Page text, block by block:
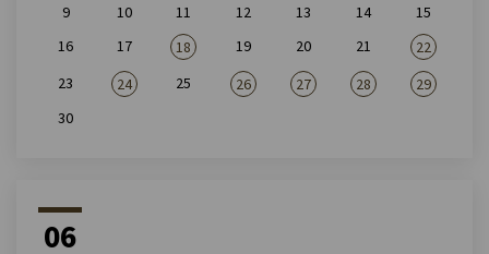
9
10 11 12 13 14
15
16
17 18 19 20 21
22
23
24 25 26 27 28
29
30
06